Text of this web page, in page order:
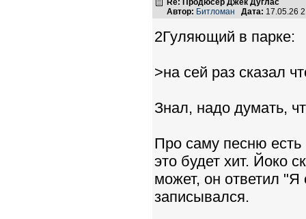
Re: Продюсер Джек Дуглас
Автор: Битломан Дата: 17.05.26
2Гуляющий в парке:
>на сей раз сказал
Знал, надо думать,
Про саму песню есть
это будет хит. Йоко
может, он ответил "Я
записывался.